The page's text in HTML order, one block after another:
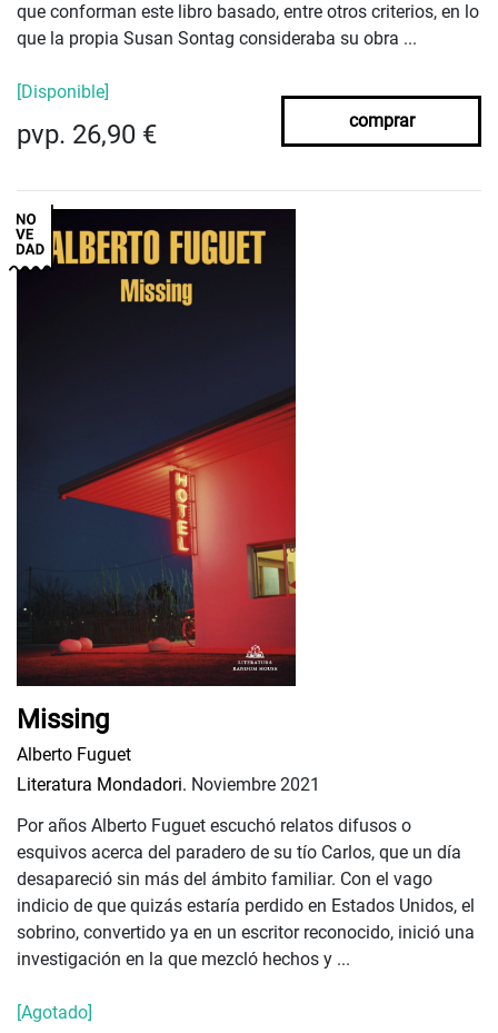
que conforman este libro basado, entre otros criterios, en lo
que la propia Susan Sontag consideraba su obra ...
[Disponible]
pvp. 26,90 € comprar
Missing
Alberto Fuguet
Literatura Mondadori. Noviembre 2021
Por años Alberto Fuguet escuchó relatos difusos o
esquivos acerca del paradero de su tío Carlos, que un día
desapareció sin más del ámbito familiar. Con el vago
indicio de que quizás estaría perdido en Estados Unidos, el
sobrino, convertido ya en un escritor reconocido, inició una
investigación en la que mezcló hechos y ...
[Agotado]